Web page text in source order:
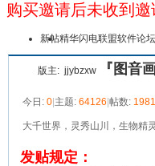
购买邀请后未收到
新帖精华闪电联盟软件论坛
版主: jjybzxw 『图音
今日: 0|主题: 64126|帖数:
大千世界，灵秀山川，生物精
发贴规定：